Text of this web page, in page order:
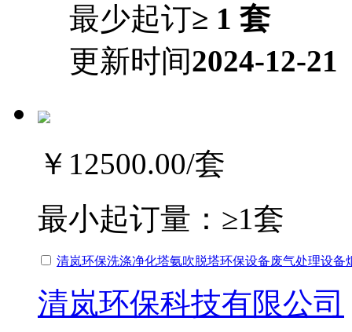
最少起订≥ 1 套
更新时间2024-12-21
￥12500.00/套
最小起订量： ≥1套
清岚环保洗涤净化塔氨吹脱塔环保设备废气处理设备
清岚环保科技有限公司